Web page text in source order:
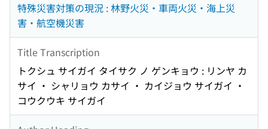
特殊災害対策の現況 : 林野火災・車両火災・海上災
害・航空機災害
Title Transcription
トクシュ サイガイ タイサク ノ ゲンキョウ : リンヤ カ
サイ ・ シャリョウ カサイ ・ カイジョウ サイガイ ・
コウクウキ サイガイ